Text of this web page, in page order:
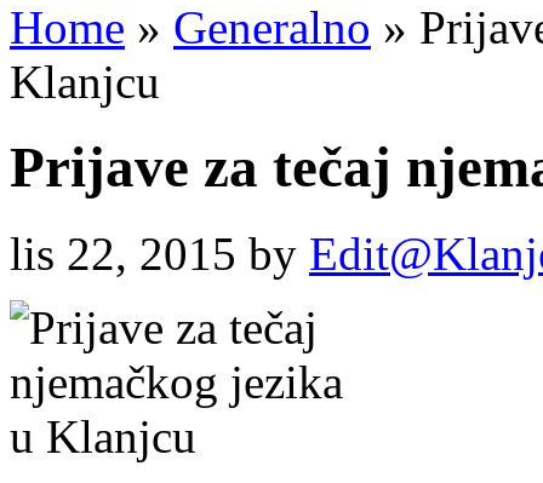
Home » Generalno »
Klanjcu
Prijave za tečaj
lis 22, 2015 by